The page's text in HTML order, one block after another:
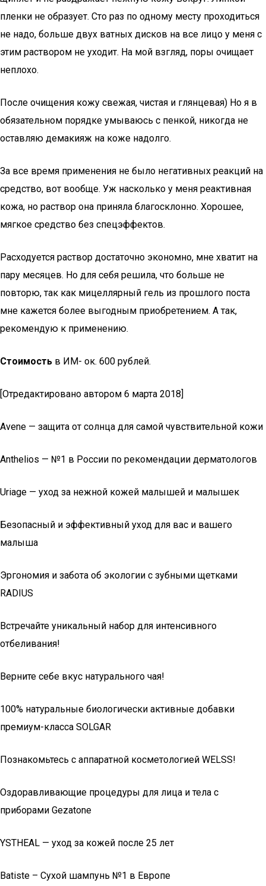
пленки не образует. Сто раз по одному месту проходиться
не надо, больше двух ватных дисков на все лицо у меня с
этим раствором не уходит. На мой взгляд, поры очищает
неплохо.
После очищения кожу свежая, чистая и глянцевая) Но я в
обязательном порядке умываюсь с пенкой, никогда не
оставляю демакияж на коже надолго.
За все время применения не было негативных реакций на
средство, вот вообще. Уж насколько у меня реактивная
кожа, но раствор она приняла благосклонно. Хорошее,
мягкое средство без спецэффектов.
Расходуется раствор достаточно экономно, мне хватит на
пару месяцев. Но для себя решила, что больше не
повторю, так как мицеллярный гель из прошлого поста
мне кажется более выгодным приобретением. А так,
рекомендую к применению.
Стоимость в ИМ- ок. 600 рублей.
[Отредактировано автором 6 марта 2018]
Avene — защита от солнца для самой чувствительной кожи
Anthelios — №1 в России по рекомендации дерматологов
Uriage — уход за нежной кожей малышей и малышек
Безопасный и эффективный уход для вас и вашего
малыша
Эргономия и забота об экологии с зубными щетками
RADIUS
Встречайте уникальный набор для интенсивного
отбеливания!
Верните себе вкус натурального чая!
100% натуральные биологически активные добавки
премиум-класса SOLGAR
Познакомьтесь с аппаратной косметологией WELSS!
Оздоравливающие процедуры для лица и тела с
приборами Gezatone
YSTHEAL — уход за кожей после 25 лет
Batiste – Сухой шампунь №1 в Европе